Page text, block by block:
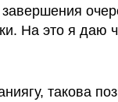
На это я даю
такова